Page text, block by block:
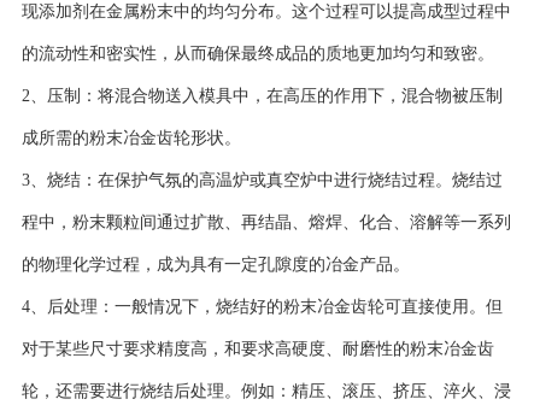
现添加剂在金属粉末中的均匀分布。这个过程可以提高成型过程中
的流动性和密实性，从而确保最终成品的质地更加均匀和致密。
2、压制：将混合物送入模具中，在高压的作用下，混合物被压制
成所需的粉末冶金齿轮形状。
3、烧结：在保护气氛的高温炉或真空炉中进行烧结过程。烧结过
程中，粉末颗粒间通过扩散、再结晶、熔焊、化合、溶解等一系列
的物理化学过程，成为具有一定孔隙度的冶金产品。
4、后处理：一般情况下，烧结好的粉末冶金齿轮可直接使用。但
对于某些尺寸要求精度高，和要求高硬度、耐磨性的粉末冶金齿
轮，还需要进行烧结后处理。例如：精压、滚压、挤压、淬火、浸